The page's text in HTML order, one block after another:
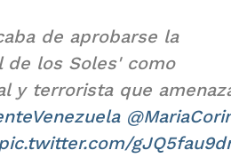
de aprobarse la
de los Soles' como
y terrorista que
pic.twitter.com/